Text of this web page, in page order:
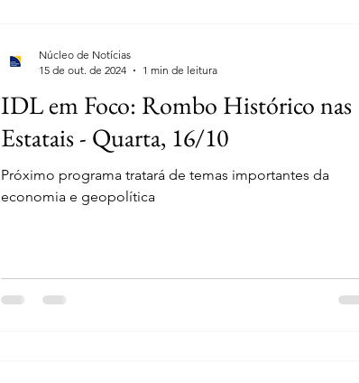
IDL em Foco: Rombo Histórico nas
Estatais - Quarta, 16/10
Próximo programa tratará de temas importantes da
economia e geopolítica
Núcleo de Notícias
15 de out. de 2024
1 min de leitura